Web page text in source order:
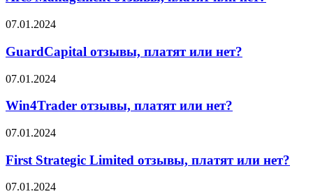
или
GuardCapital
платят
или
нет?
07.01.2024
GuardCapital отзывы, платят или нет?
Win4Trader
платят
нет?
07.01.2024
Win4Trader отзывы, платят или нет?
First
Limited
отзывы,
платят
07.01.2024
First Strategic Limited отзывы, платят или нет?
Accuindex
07.01.2024